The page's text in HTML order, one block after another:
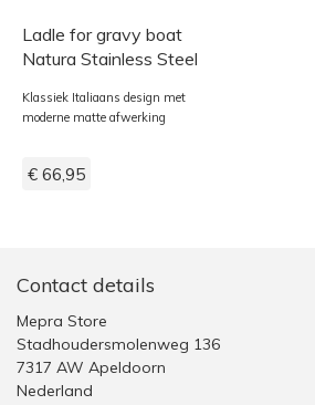
Ladle for gravy boat
Natura Stainless Steel
Klassiek Italiaans design met
moderne matte afwerking
€ 66,95
Contact details
Mepra Store
Stadhoudersmolenweg 136
7317 AW Apeldoorn
Nederland